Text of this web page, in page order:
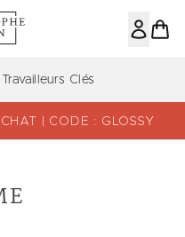
au contenu principal
Clés
| CODE : GLOSSY